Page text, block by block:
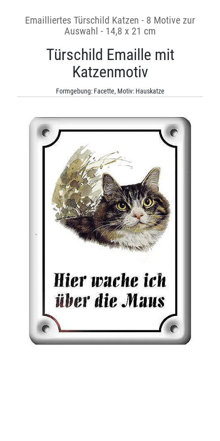
Emailliertes Türschild Katzen - 8 Motive zur
Auswahl - 14,8 x 21 cm
Türschild Emaille mit
Katzenmotiv
Formgebung: Facette, Motiv: Hauskatze